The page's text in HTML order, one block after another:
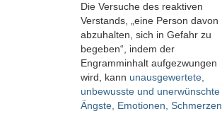
Die Versuche des reaktiven
Verstands, „eine Person davon
abzuhalten, sich in Gefahr zu
begeben“, indem der
Engramminhalt aufgezwungen
wird, kann unausgewertete,
unbewusste und unerwünschte
Ängste, Emotionen, Schmerzen